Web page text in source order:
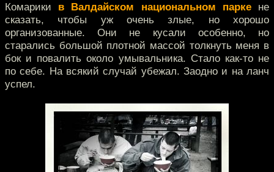
Комарики в Валдайском национальном паркене
сказать, чтобы уж очень злые, но хорошо
организованные. Они не кусали особенно, но
старались большой плотной массой толкнуть меня в
бок и повалить около умывальника. Стало как-то не
по себе. На всякий случай убежал. Заодно и на ланч
успел.